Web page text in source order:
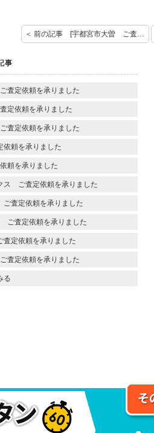
＜ 前の記事 [宇都宮市大曽 ご査定依頼を承りました。]
事
定依頼を承りました
依頼を承りました
定依頼を承りました
頼を承りました
頼を承りました
ス ご査定依頼を承りました
査定依頼を承りました
査定依頼を承りました
定依頼を承りました
定依頼を承りました
る